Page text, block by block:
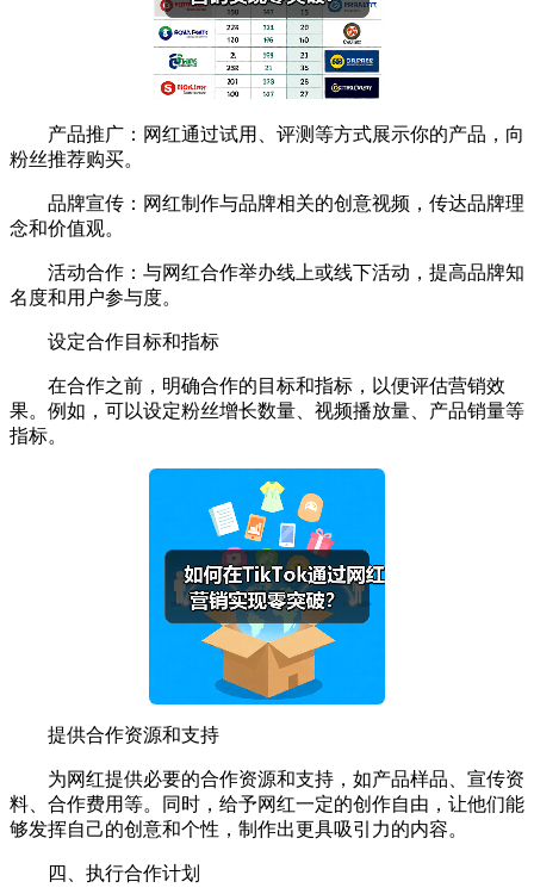
产品推广：网红通过试用、评测等方式展示你的产品，向
粉丝推荐购买。
品牌宣传：网红制作与品牌相关的创意视频，传达品牌理
念和价值观。
活动合作：与网红合作举办线上或线下活动，提高品牌知
名度和用户参与度。
设定合作目标和指标
在合作之前，明确合作的目标和指标，以便评估营销效
果。例如，可以设定粉丝增长数量、视频播放量、产品销量等
指标。
提供合作资源和支持
为网红提供必要的合作资源和支持，如产品样品、宣传资
料、合作费用等。同时，给予网红一定的创作自由，让他们能
够发挥自己的创意和个性，制作出更具吸引力的内容。
四、执行合作计划